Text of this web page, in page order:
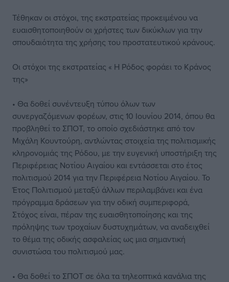
Τέθηκαν οι στόχοι, της εκστρατείας προκειμένου να
ευαισθητοποιηθούν οι χρήστες των δικύκλων για την
σπουδαιότητα της χρήσης του προστατευτικού κράνους.
Οι στόχοι της εκστρατείας « Η Ρόδος φοράει το Κράνος
της»
• Θα δοθεί συνέντευξη τύπου όλων των
συνεργαζόμενων φορέων, στις 10 Ιουνίου 2014, όπου θα
προβληθεί το ΣΠΟΤ, το οποίο σχεδιάστηκε από τον
Μιχάλη Κουντούρη, αντλώντας στοιχεία της πολιτισμικής
κληρονομιάς της Ρόδου, με την ευγενική υποστήριξη της
Περιφέρειας Νοτίου Αιγαίου και εντάσσεται στο έτος
πολιτισμού 2014 για την Περιφέρεια Νοτίου Αιγαίου. Το
Έτος Πολιτισμού μεταξύ άλλων περιλαμβάνει και ένα
πρόγραμμα δράσεων για την οδική συμπεριφορά,
Στόχος είναι, πέραν της ευαισθητοποίησης και της
πρόληψης των τροχαίων δυστυχημάτων, να αναδειχθεί
το θέμα της οδικής ασφαλείας ως μια σημαντική
συνιστώσα του πολιτισμού μας.
• Θα δοθεί το ΣΠΟΤ σε όλα τα τηλεοπτικά κανάλια της